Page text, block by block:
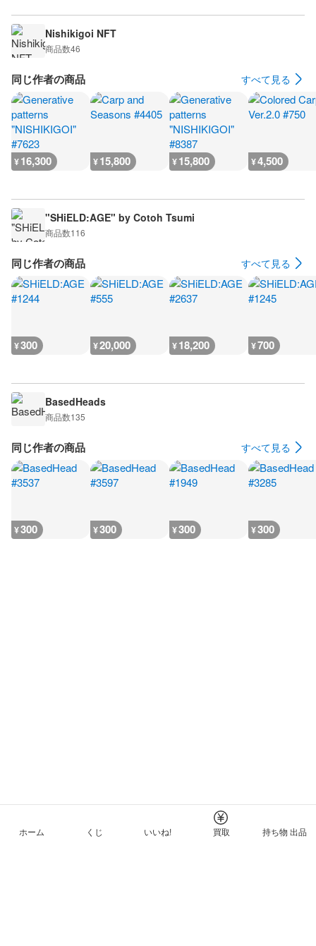
Nishikigoi NFT
商品数46
同じ作者の商品 すべて見る
¥16,300 ¥15,800 ¥15,800 ¥4,500
"SHiELD:AGE" by Cotoh Tsumi
商品数116
同じ作者の商品 すべて見る
¥300 ¥20,000 ¥18,200 ¥700
BasedHeads
商品数135
同じ作者の商品 すべて見る
¥300 ¥300 ¥300 ¥300
ホーム くじ いいね! 買取 持ち物 出品